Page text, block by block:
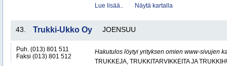
Lue lisää..
Näytä kartalla
43. Trukki-Ukko Oy JOENSUU
Puh. (013) 801 511
Faksi (013) 801 512
Hakutulos löytyi yrityksen omien www-sivujen
TRUKKEJA, TRUKKITARVIKKEITA JA